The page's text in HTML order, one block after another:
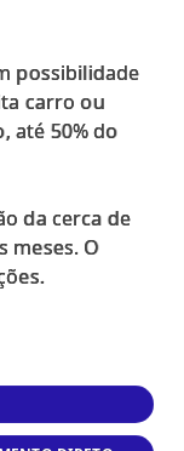
possibilidade
carro ou
até 50% do
da cerca de
meses. O
valor do imóvel pode sofrer alterações.